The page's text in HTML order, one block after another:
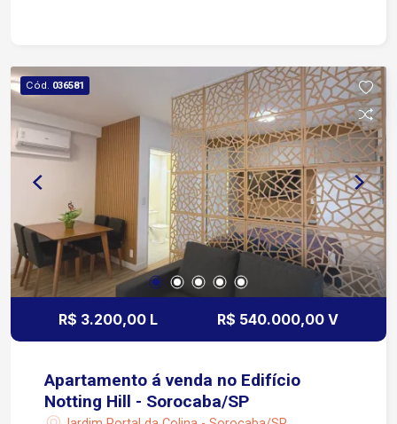
Cód. 036581
R$ 3.200,00 L R$ 540.000,00 V
Apartamento á venda no Edifício
Notting Hill - Sorocaba/SP